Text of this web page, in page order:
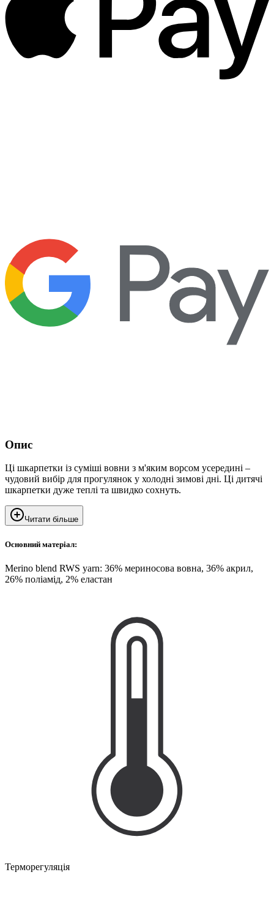
Опис
Ці шкарпетки із суміші вовни з м'яким ворсом усередині –
чудовий вибір для прогулянок у холодні зимові дні. Ці дитячі
шкарпетки дуже теплі та швидко сохнуть.
Читати більше
Основний матеріал:
Merino blend RWS yarn: 36% мериносова вовна, 36% акрил,
26% поліамід, 2% еластан
Терморегуляція